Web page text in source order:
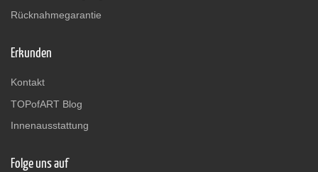
Rücknahmegarantie
Erkunden
Kontakt
TOPofART Blog
Innenausstattung
Folge uns auf